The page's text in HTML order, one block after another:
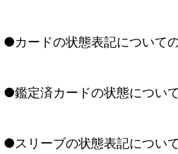
●カードの状態表記について
●鑑定済カードの状態につい
●スリーブの状態表記につい